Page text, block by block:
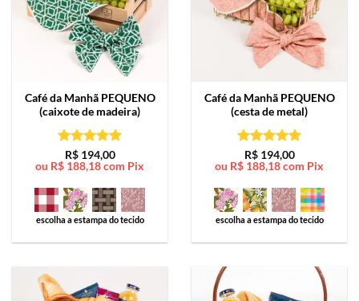
Café da Manhã PEQUENO
(caixote de madeira)
Avaliação5
de 5
R$194,00
ou R$ 188,18com Pix
escolha a estampa do tecido
Café da Manhã PEQUENO
(cesta de metal)
Avaliação5
de 5
R$194,00
ou R$ 188,18com Pix
escolha a estampa do tecido